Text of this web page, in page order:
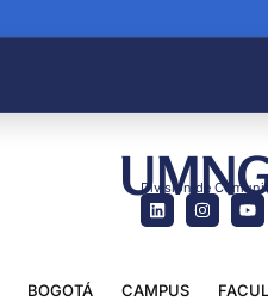
División de
BOGOTÁ CAMPUS